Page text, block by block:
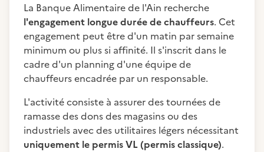
La Banque Alimentaire de l'Ain recherche
l'engagement longue durée de chauffeurs. Cet
engagement peut être d'un matin par semaine
minimum ou plus si affinité. Il s'inscrit dans le
cadre d'un planning d'une équipe de
chauffeurs encadrée par un responsable.
L'activité consiste à assurer des tournées de
ramasse des dons des magasins ou des
industriels avec des utilitaires légers nécessitant
uniquement le permis VL (permis classique).